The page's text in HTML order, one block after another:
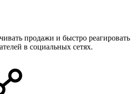
продажи и быстро реагировать
в социальных сетях.